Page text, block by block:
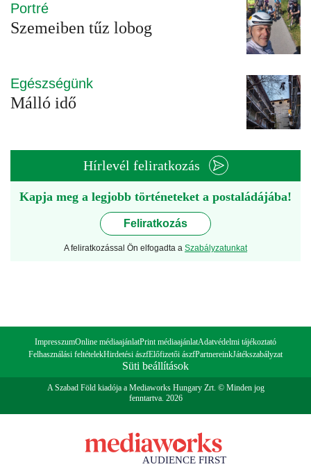
Portré
Szemeiben tűz lobog
Egészségünk
Málló idő
Hírlevél feliratkozás
Kapja meg a legjobb történeteket a postaládájába!
Feliratkozás
A feliratkozással Ön elfogadta a Szabályzatunkat
ImpresszumOnline médiaajánlatPrint médiaajánlatAdatvédelmi tájékoztató
Felhasználási feltételekHirdetési ászfElőfizetői ászfPartnereinkJátékszabályzat
Süti beállítások
A Szabad Föld kiadója a Mediaworks Hungary Zrt. © Minden jog
fenntartva. 2026